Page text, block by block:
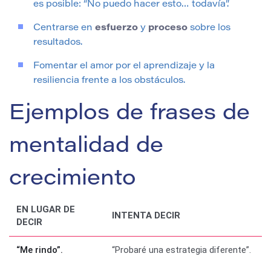
es posible: “No puedo hacer esto… todavía”.
Centrarse en esfuerzo y proceso sobre los
resultados.
Fomentar el amor por el aprendizaje y la
resiliencia frente a los obstáculos.
Ejemplos de frases de
mentalidad de
crecimiento
EN LUGAR DE
DECIR
INTENTA DECIR
“Me rindo”. “Probaré una estrategia diferente”.